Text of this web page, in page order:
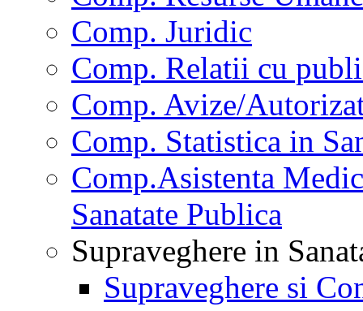
Comp. Juridic
Comp. Relatii cu
Comp. Avize/
Comp. Statistica in
Comp.Asistenta
Sanatate Publica
Supraveghere in
Supraveghere si